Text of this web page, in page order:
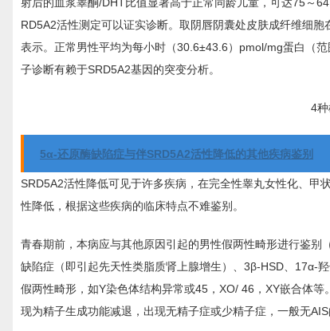
RD5A2活性测定可以证实诊断。取阴唇阴囊处皮肤成纤维细
表示。正常男性平均为每小时（30.6±43.6）pmol/mg蛋白（
子诊断有赖于SRD5A2基因的突变分析。
4
5α-还原酶缺陷症与伴SRD5A2活性降低的其他疾病鉴别
SRD5A2活性降低可见于许多疾病，在完全性睾丸女性化、甲
性降低，根据这些疾病的临床特点不难鉴别。
青春期前，本病应与其他原因引起的男性假两性畸形进行鉴
缺陷症（即引起先天性类脂质肾上腺增生）、3β-HSD、17α-
假两性畸形，如Y染色体结构异常或45，XO/ 46，XY嵌合体
现为精子生成功能减退，出现无精子症或少精子症，一般无